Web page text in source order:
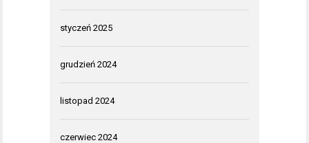
styczeń 2025
grudzień 2024
listopad 2024
czerwiec 2024